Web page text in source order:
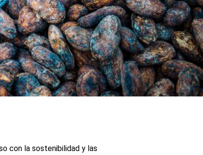
con la sostenibilidad y las